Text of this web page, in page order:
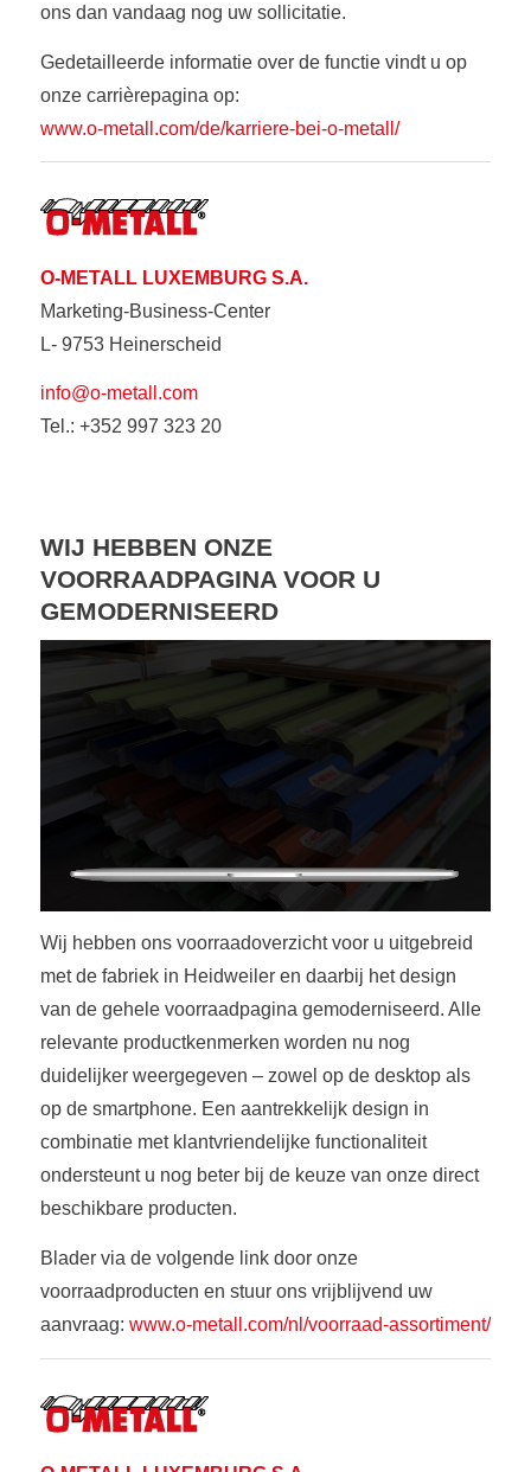
ons dan vandaag nog uw sollicitatie.
Gedetailleerde informatie over de functie vindt u op
onze carrièrepagina op:
www.o-metall.com/de/karriere-bei-o-metall/
O-METALL LUXEMBURG S.A.
Marketing-Business-Center
L- 9753 Heinerscheid
info@o-metall.com
Tel.: +352 997 323 20
WIJ HEBBEN ONZE
VOORRAADPAGINA VOOR U
GEMODERNISEERD
Wij hebben ons voorraadoverzicht voor u uitgebreid
met de fabriek in Heidweiler en daarbij het design
van de gehele voorraadpagina gemoderniseerd. Alle
relevante productkenmerken worden nu nog
duidelijker weergegeven – zowel op de desktop als
op de smartphone. Een aantrekkelijk design in
combinatie met klantvriendelijke functionaliteit
ondersteunt u nog beter bij de keuze van onze direct
beschikbare producten.
Blader via de volgende link door onze
voorraadproducten en stuur ons vrijblijvend uw
aanvraag: www.o-metall.com/nl/voorraad-assortiment/